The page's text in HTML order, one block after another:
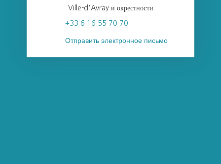
Ville-d'Avray и окрестности
+33 6 16 55 70 70
Отправить электронное письмо